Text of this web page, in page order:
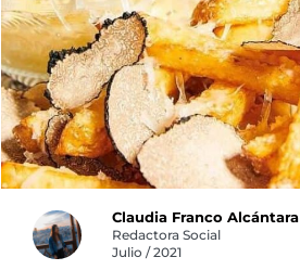
Claudia Franco Alcántara
Redactora Social
Julio / 2021